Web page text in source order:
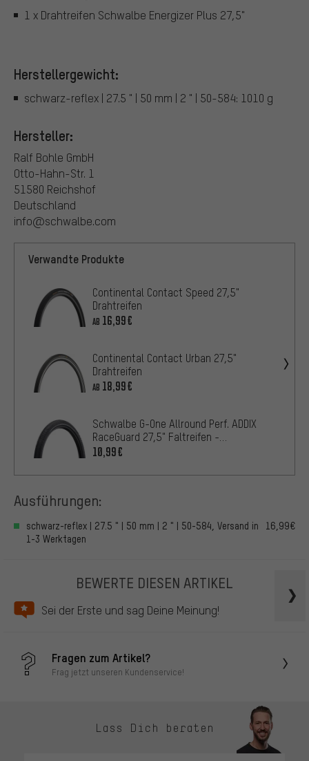
1 x Drahtreifen Schwalbe Energizer Plus 27,5"
Herstellergewicht:
schwarz-reflex | 27.5 " | 50 mm | 2 " | 50-584: 1010 g
Hersteller:
Ralf Bohle GmbH
Otto-Hahn-Str. 1
51580 Reichshof
Deutschland
info@schwalbe.com
Verwandte Produkte
Continental Contact Speed 27,5"
Drahtreifen
AB 16,99€
Continental Contact Urban 27,5"
Drahtreifen
AB 18,99€
Schwalbe G-One Allround Perf. ADDIX
RaceGuard 27,5" Faltreifen -
Werkstattverp.
10,99€
Ausführungen:
schwarz-reflex | 27.5 " | 50 mm | 2 " | 50-584, Versand in
1-3 Werktagen
16,99€
BEWERTE DIESEN ARTIKEL
Sei der Erste und sag Deine Meinung!
Fragen zum Artikel?
Frag jetzt unseren Kundenservice!
Lass Dich beraten